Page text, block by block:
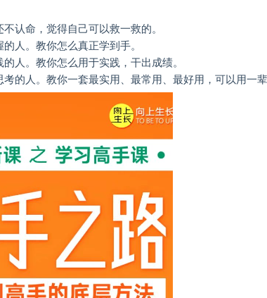
认命，觉得自己可以救一救的。
人。教你怎么真正学到手。
人。教你怎么用于实践，干出成绩。
的人。教你一套最实用、最常用、最好用，可以用一